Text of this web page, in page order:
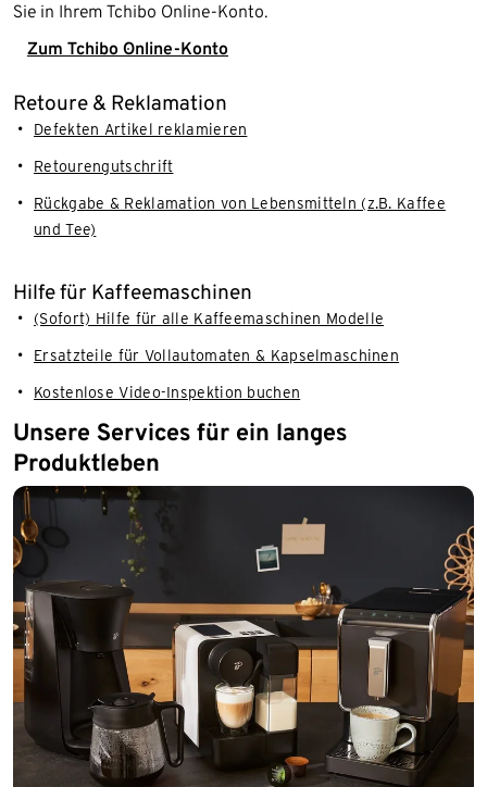
Sie in Ihrem Tchibo Online-Konto.
Zum Tchibo Online-Konto
Retoure & Reklamation
Defekten Artikel reklamieren
Retourengutschrift
Rückgabe & Reklamation von Lebensmitteln (z.B. Kaffee
und Tee)
Hilfe für Kaffeemaschinen
(Sofort) Hilfe für alle Kaffeemaschinen Modelle
Ersatzteile für Vollautomaten & Kapselmaschinen
Kostenlose Video-Inspektion buchen
Unsere Services für ein langes
Produktleben